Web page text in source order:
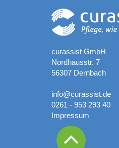
curassist GmbH
Nordhausstr. 7
56307 Dernbach
info@curassist.de
0261 - 953 293 40
Impressum